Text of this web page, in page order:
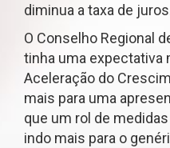
diminua a taxa de
O Conselho Regional
tinha uma expectativa
Aceleração do
mais para uma
que um rol de
indo mais para o